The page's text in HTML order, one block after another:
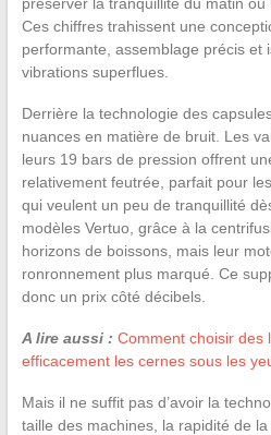
Ces chiffres trahissent une
performante, assemblage précis et
vibrations superflues.
Derrière la technologie des
nuances en matière de bruit. Les
leurs 19 bars de pression offrent
relativement feutrée, parfait pour
qui veulent un peu de tranquillité
modèles Vertuo, grâce à la
horizons de boissons, mais leur
ronronnement plus marqué. Ce
donc un prix côté décibels.
A lire aussi : Comment choisir des
efficacement les cernes sous les
Mais il ne suffit pas d’avoir la
taille des machines, la rapidité de